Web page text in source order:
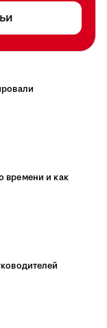
времени и как